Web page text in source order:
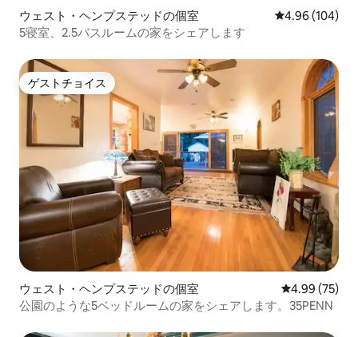
ウェスト・ヘンプステッドの個室 レビュー104
4.96 (104)
5寝室、2.5バスルームの家をシェアします
ゲストチョイス
ゲストチョイス
ウェスト・ヘンプステッドの個室 レビュー75
4.99 (75)
公園のような5ベッドルームの家をシェアします。35PENN